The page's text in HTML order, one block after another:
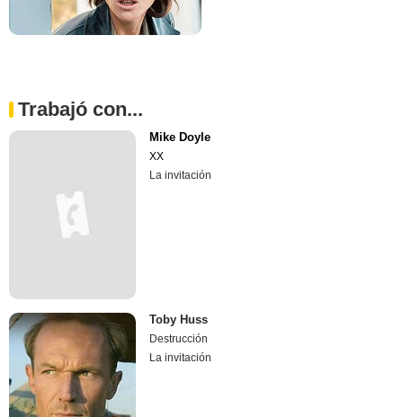
Trabajó con...
Mike Doyle
XX
La invitación
Toby Huss
Destrucción
La invitación